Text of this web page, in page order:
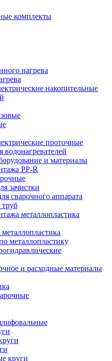
комплекты
нагрева
накопительные
проточные
и материалы
PP-R
зачистки
сварочного аппарата
металлопластика
металлопластику
и расходные материалы
круги